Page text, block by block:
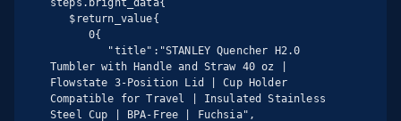
steps.bright_data{
Tumbler with Handle and Straw 40 oz |
Flowstate 3-Position Lid | Cup Holder
Compatible for Travel | Insulated Stainless
Steel Cup | BPA-Free | Fuchsia",